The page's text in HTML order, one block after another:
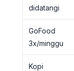
didatangi
GoFood
3x/minggu
Kopi